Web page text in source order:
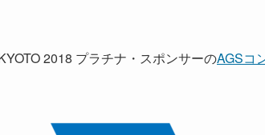
2018 プラチナ・スポンサーのAGSコ